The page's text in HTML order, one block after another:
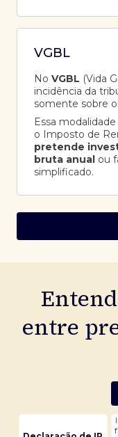
VGBL
No VGBL (Vida
incidência da
somente sobre
Essa
o Imposto de
pretende
bruta anual ou
simplificado.
entre